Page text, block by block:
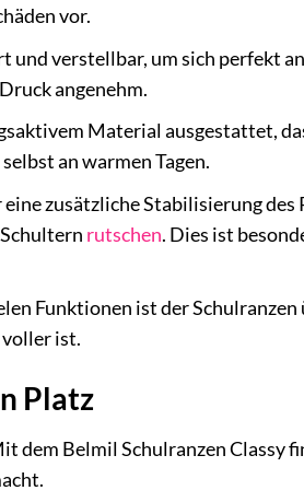
vor.
und verstellbar, um sich perfekt
angenehm.
Material ausgestattet,
an warmen Tagen.
zusätzliche Stabilisierung des
rutschen. Dies ist
Funktionen ist der
voller ist.
Platz
dem Belmil Schulranzen Classy